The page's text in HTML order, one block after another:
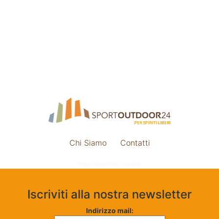
Chi Siamo Contatti
Iscriviti alla nostra newsletter
Indirizzo mail: